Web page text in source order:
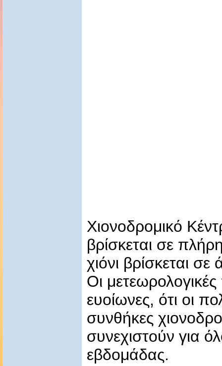
Χιονοδρομικό
βρίσκεται σε
χιόνι βρίσκεται
Οι μετεωρολογικές
ευοίωνες, ότι οι
συνθήκες
συνεχιστούν για
εβδομάδας.